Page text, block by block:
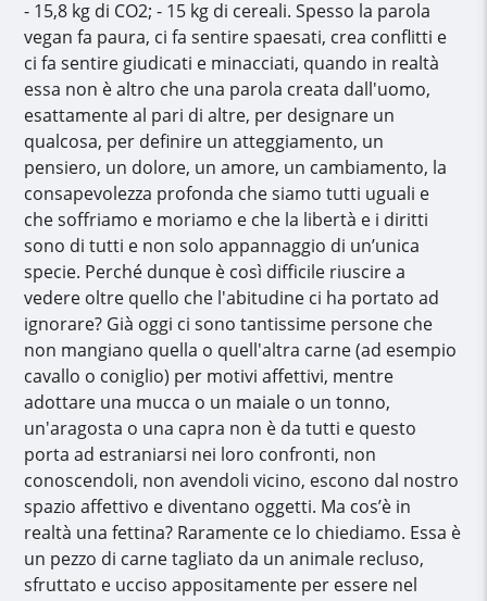
- 15,8 kg di CO2; - 15 kg di cereali. Spesso la parola
vegan fa paura, ci fa sentire spaesati, crea conflitti e
ci fa sentire giudicati e minacciati, quando in realtà
essa non è altro che una parola creata dall'uomo,
esattamente al pari di altre, per designare un
qualcosa, per definire un atteggiamento, un
pensiero, un dolore, un amore, un cambiamento, la
consapevolezza profonda che siamo tutti uguali e
che soffriamo e moriamo e che la libertà e i diritti
sono di tutti e non solo appannaggio di un’unica
specie. Perché dunque è così difficile riuscire a
vedere oltre quello che l'abitudine ci ha portato ad
ignorare? Già oggi ci sono tantissime persone che
non mangiano quella o quell'altra carne (ad esempio
cavallo o coniglio) per motivi affettivi, mentre
adottare una mucca o un maiale o un tonno,
un'aragosta o una capra non è da tutti e questo
porta ad estraniarsi nei loro confronti, non
conoscendoli, non avendoli vicino, escono dal nostro
spazio affettivo e diventano oggetti. Ma cos’è in
realtà una fettina? Raramente ce lo chiediamo. Essa è
un pezzo di carne tagliato da un animale recluso,
sfruttato e ucciso appositamente per essere nel